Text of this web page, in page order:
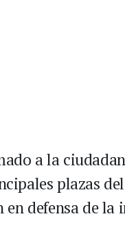
a la
plazas
defensa de la